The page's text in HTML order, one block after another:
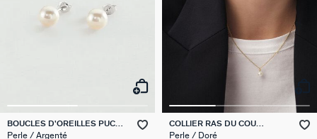
BOUCLES D'OREILLES PUCES
PERLYS
Perle / Argenté
COLLIER RAS DU COU
PERLYS
Perle / Doré